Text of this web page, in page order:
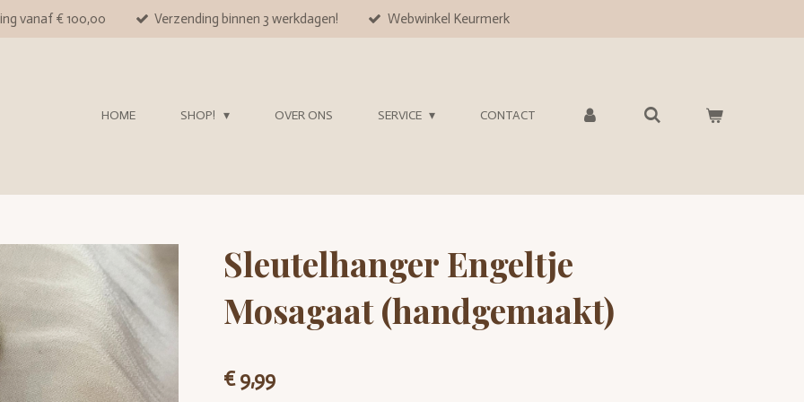
vanaf € 100,00 Verzending binnen 3 werkdagen! Webwinkel Keurmerk
HOME SHOP! OVER ONS SERVICE CONTACT
Sleutelhanger Engeltje
Mosagaat (handgemaakt)
€ 9,99